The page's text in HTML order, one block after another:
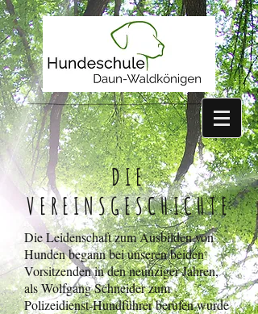
DIE
VEREINSGESCHICHTE
Die Leidenschaft zum Ausbilden von
Hunden begann bei unseren beiden
Vorsitzenden in den neunziger Jahren,
als Wolfgang Schneider zum
Polizeidienst-Hundführer berufen wurde